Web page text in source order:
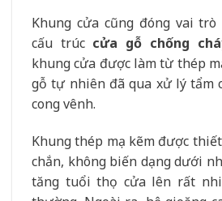
Khung cửa cũng đóng vai
cấu trúc cửa gỗ chống
khung cửa được làm từ thép
gỗ tự nhiên đã qua xử lý tẩm
cong vênh.
Khung thép mạ kẽm được
chắn, không biến dạng dưới
tăng tuổi thọ cửa lên rất